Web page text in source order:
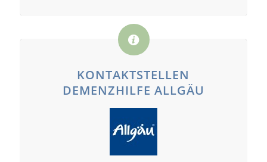
KONTAKTSTELLEN
DEMENZHILFE ALLGÄU